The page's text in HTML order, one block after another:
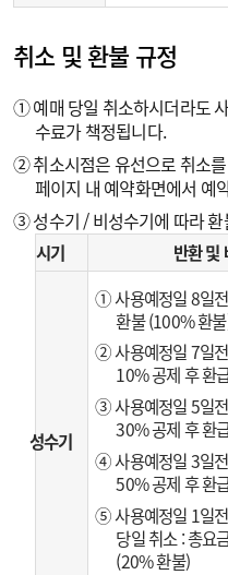
취소 및 환불 규정
① 예매 당일 취소하시더라도
수료가 책정됩니다.
② 취소시점은 유선으로 취소
페이지 내 예약화면에서 예
③ 성수기 / 비성수기에 따라 환
시기 반환 및
성수기
① 사용예정일 8일
환불 (100% 환
② 사용예정일 7일
10% 공제 후 환
③ 사용예정일 5일
30% 공제 후 환
④ 사용예정일 3일
50% 공제 후 환
⑤ 사용예정일 1일
당일 취소 : 총요
(20% 환불)